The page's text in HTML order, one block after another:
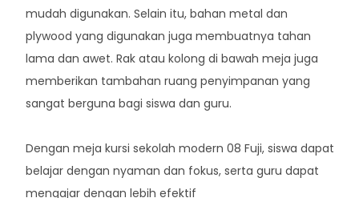
mudah digunakan. Selain itu, bahan metal dan
plywood yang digunakan juga membuatnya tahan
lama dan awet. Rak atau kolong di bawah meja juga
memberikan tambahan ruang penyimpanan yang
sangat berguna bagi siswa dan guru.
Dengan meja kursi sekolah modern 08 Fuji, siswa dapat
belajar dengan nyaman dan fokus, serta guru dapat
mengajar dengan lebih efektif